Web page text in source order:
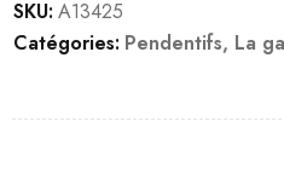
SKU: A13425
Catégories: Pendentifs, La